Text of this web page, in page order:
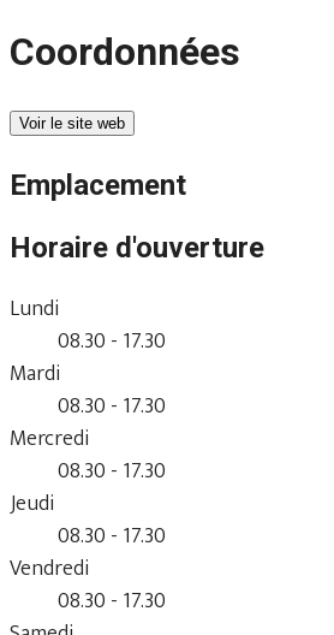
Coordonnées
Voir le site web
Emplacement
Horaire d'ouverture
Lundi
08.30 - 17.30
Mardi
08.30 - 17.30
Mercredi
08.30 - 17.30
Jeudi
08.30 - 17.30
Vendredi
08.30 - 17.30